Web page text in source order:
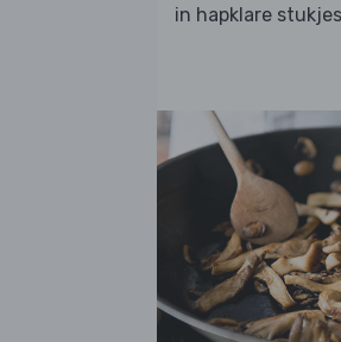
in hapklare